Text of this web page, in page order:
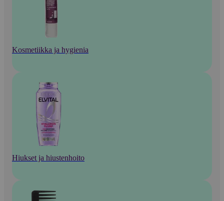
Kosmetiikka ja hygienia
Hiukset ja hiustenhoito